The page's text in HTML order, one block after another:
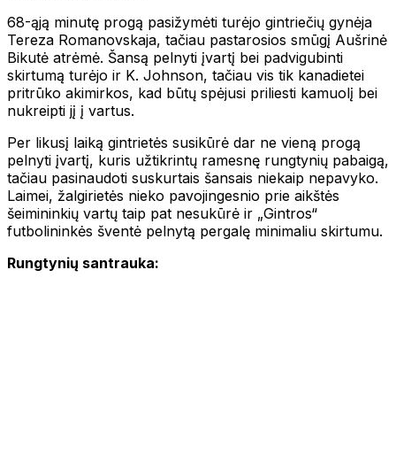
68-ąją minutę progą pasižymėti turėjo gintriečių gynėja
Tereza Romanovskaja, tačiau pastarosios smūgį Aušrinė
Bikutė atrėmė. Šansą pelnyti įvartį bei padvigubinti
skirtumą turėjo ir K. Johnson, tačiau vis tik kanadietei
pritrūko akimirkos, kad būtų spėjusi priliesti kamuolį bei
nukreipti jį į vartus.
Per likusį laiką gintrietės susikūrė dar ne vieną progą
pelnyti įvartį, kuris užtikrintų ramesnę rungtynių pabaigą,
tačiau pasinaudoti suskurtais šansais niekaip nepavyko.
Laimei, žalgirietės nieko pavojingesnio prie aikštės
šeimininkių vartų taip pat nesukūrė ir „Gintros“
futbolininkės šventė pelnytą pergalę minimaliu skirtumu.
Rungtynių santrauka: